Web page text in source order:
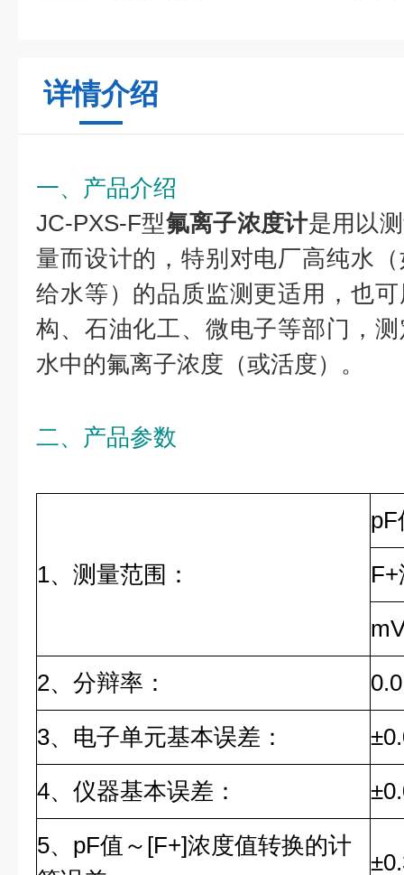
详情介绍
一、产品介绍
JC-PXS-F型氟离子浓度计是用以
量而设计的，特别对电厂高纯水
给水等）的品质监测更适用，也
构、石油化工、微电子等部门，
水中的氟离子浓度（或活度）。
二、产品参数
1、测量范围：
pF
2、分辩率：
3、电子单元基本误差：
4、仪器基本误差：
5、pF值～[F+]浓度值转换的计